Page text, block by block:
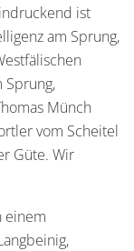
ist
am Sprung,
Sprung,
Münch
vom Scheitel
Güte. Wir
einem